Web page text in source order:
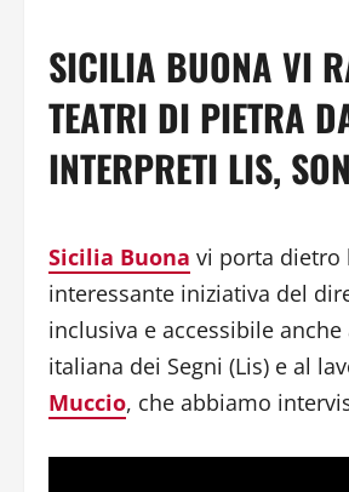
SICILIA BUONA VI
TEATRI DI PIETRA
INTERPRETI LIS,
Sicilia Buona vi porta dietro
interessante iniziativa del
inclusiva e accessibile
italiana dei Segni (Lis) e al
Muccio, che abbiamo